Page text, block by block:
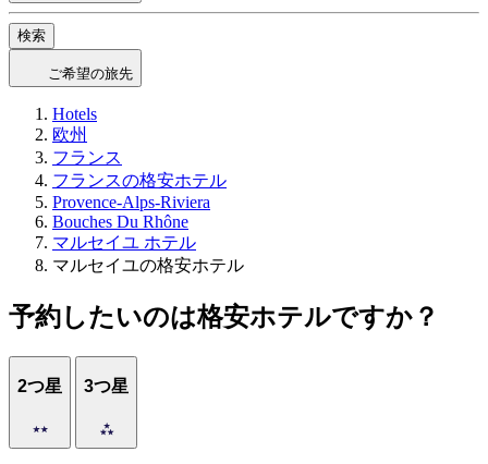
検索
ご希望の旅先
Hotels
欧州
フランス
フランスの格安ホテル
Provence-Alps-Riviera
Bouches Du Rhône
マルセイユ ホテル
マルセイユの格安ホテル
予約したいのは格安ホテルですか？
2つ星 3つ星